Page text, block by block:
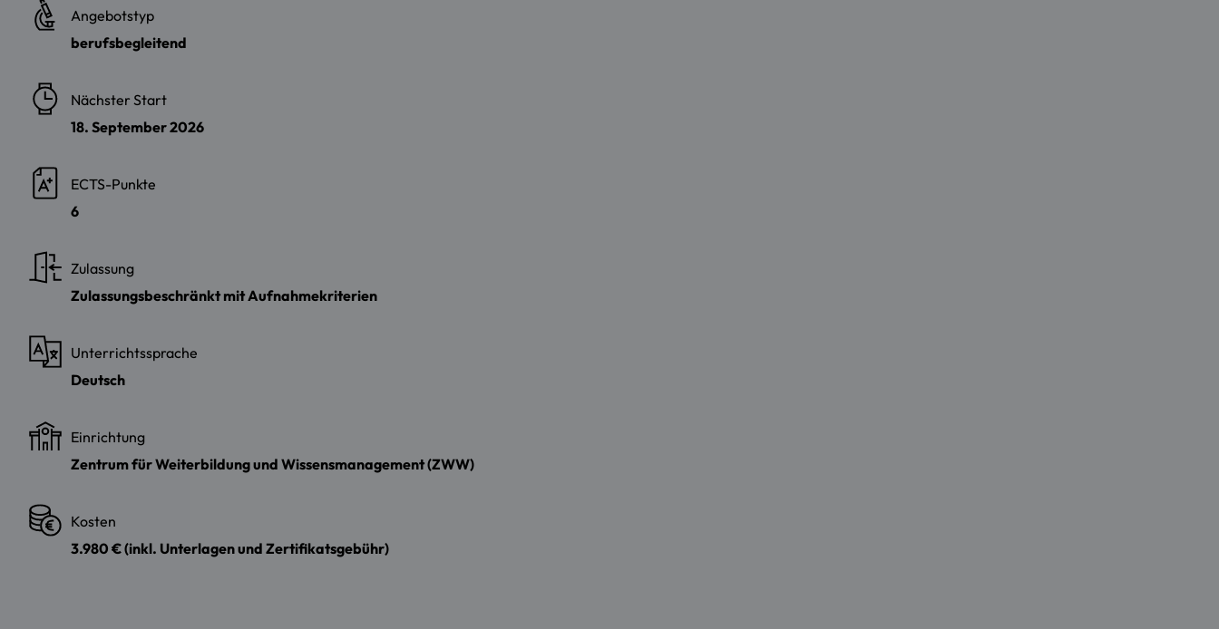
Angebotstyp
berufsbegleitend
Nächster Start
18. September 2026
ECTS-Punkte
6
Zulassung
Zulassungsbeschränkt mit Aufnahmekriterien
Unterrichtssprache
Deutsch
Einrichtung
Zentrum für Weiterbildung und Wissensmanagement (ZWW)
Kosten
3.980 € (inkl. Unterlagen und Zertifikatsgebühr)